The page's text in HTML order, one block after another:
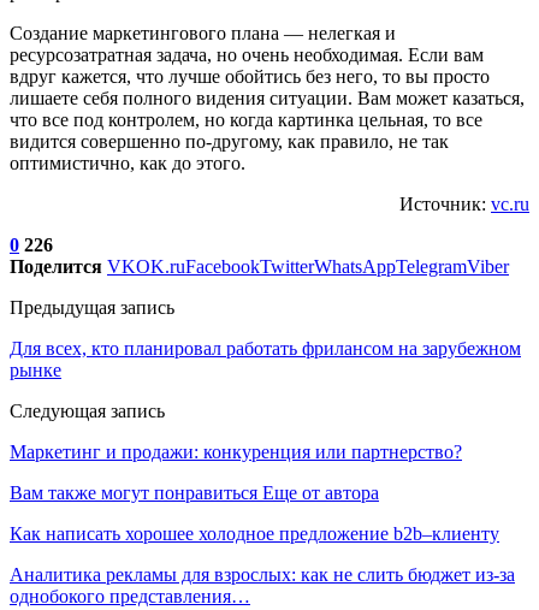
Создание маркетингового плана — нелегкая и
ресурсозатратная задача, но очень необходимая. Если вам
вдруг кажется, что лучше обойтись без него, то вы просто
лишаете себя полного видения ситуации. Вам может казаться,
что все под контролем, но когда картинка цельная, то все
видится совершенно по-другому, как правило, не так
оптимистично, как до этого.
Источник: vc.ru
0 226
Поделится VKOK.ruFacebookTwitterWhatsAppTelegramViber
Предыдущая запись
Для всех, кто планировал работать фрилансом на зарубежном
рынке
Следующая запись
Маркетинг и продажи: конкуренция или партнерство?
Вам также могут понравиться Еще от автора
Как написать хорошее холодное предложение b2b–клиенту
Аналитика рекламы для взрослых: как не слить бюджет из-за
однобокого представления…